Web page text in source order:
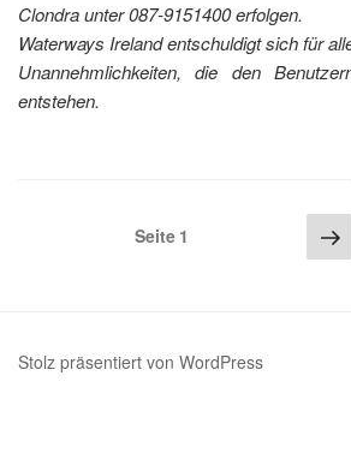
Clondra unter 087-9151400 erfolgen.
Waterways Ireland entschuldigt sich für
Unannehmlichkeiten, die den
entstehen.
Seitennummerierung
Seite1
Stolz präsentiert von WordPress